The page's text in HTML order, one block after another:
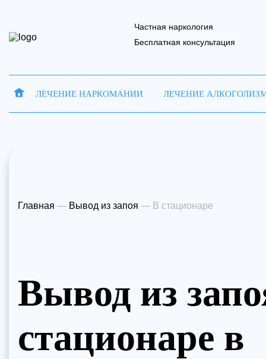
Частная наркология
Бесплатная консультация
ЛЕЧЕНИЕ НАРКОМАНИИ ЛЕЧЕНИЕ
Главная — Вывод из запоя — В стационаре
Вывод из
стационаре в
Запись на приём